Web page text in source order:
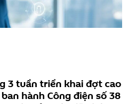
3 tuần triển khai đợt cao
hành Công điện số 38